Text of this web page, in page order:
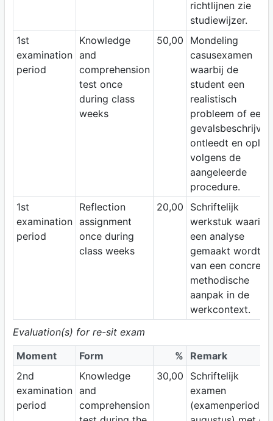
richtlijnen zie
studiewijzer.
1st
examination
period
Knowledge
and
comprehension
test once
during class
weeks
50,00
Mondeling
casusexamen
waarbij de
student een
realistisch
probleem of een
ontleedt en
volgens de
aangeleerde
procedure.
1st
examination
period
Reflection
assignment
once during
class weeks
20,00
Schriftelijk
werkstuk waarin
een analyse
gemaakt wordt
van een concrete
methodische
aanpak in de
werkcontext.
Evaluation(s) for re-sit exam
Moment
Form %
Remark
2nd
examination
period
Knowledge
and
comprehension
30,00
Schriftelijk
examen
(examenperiode